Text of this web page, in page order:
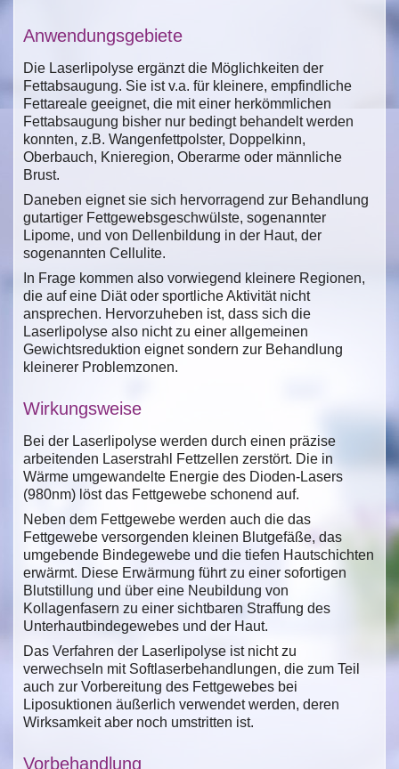
Anwendungsgebiete
Die Laserlipolyse ergänzt die Möglichkeiten der
Fettabsaugung. Sie ist v.a. für kleinere, empfindliche
Fettareale geeignet, die mit einer herkömmlichen
Fettabsaugung bisher nur bedingt behandelt werden
konnten, z.B. Wangenfettpolster, Doppelkinn,
Oberbauch, Knieregion, Oberarme oder männliche
Brust.
Daneben eignet sie sich hervorragend zur Behandlung
gutartiger Fettgewebsgeschwülste, sogenannter
Lipome, und von Dellenbildung in der Haut, der
sogenannten Cellulite.
In Frage kommen also vorwiegend kleinere Regionen,
die auf eine Diät oder sportliche Aktivität nicht
ansprechen. Hervorzuheben ist, dass sich die
Laserlipolyse also nicht zu einer allgemeinen
Gewichtsreduktion eignet sondern zur Behandlung
kleinerer Problemzonen.
Wirkungsweise
Bei der Laserlipolyse werden durch einen präzise
arbeitenden Laserstrahl Fettzellen zerstört. Die in
Wärme umgewandelte Energie des Dioden-Lasers
(980nm) löst das Fettgewebe schonend auf.
Neben dem Fettgewebe werden auch die das
Fettgewebe versorgenden kleinen Blutgefäße, das
umgebende Bindegewebe und die tiefen Hautschichten
erwärmt. Diese Erwärmung führt zu einer sofortigen
Blutstillung und über eine Neubildung von
Kollagenfasern zu einer sichtbaren Straffung des
Unterhautbindegewebes und der Haut.
Das Verfahren der Laserlipolyse ist nicht zu
verwechseln mit Softlaserbehandlungen, die zum Teil
auch zur Vorbereitung des Fettgewebes bei
Liposuktionen äußerlich verwendet werden, deren
Wirksamkeit aber noch umstritten ist.
Vorbehandlung